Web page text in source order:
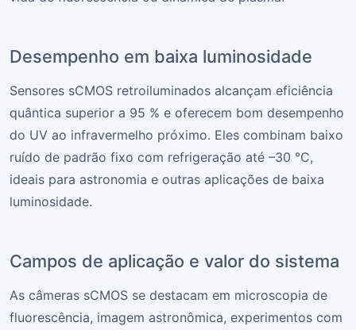
Desempenho em baixa luminosidade
Sensores sCMOS retroiluminados alcançam eficiência
quântica superior a 95 % e oferecem bom desempenho
do UV ao infravermelho próximo. Eles combinam baixo
ruído de padrão fixo com refrigeração até –30 °C,
ideais para astronomia e outras aplicações de baixa
luminosidade.
Campos de aplicação e valor do sistema
As câmeras sCMOS se destacam em microscopia de
fluorescência, imagem astronômica, experimentos com